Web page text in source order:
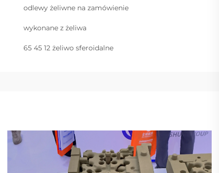
odlewy żeliwne na zamówienie
wykonane z żeliwa
65 45 12 żeliwo sferoidalne